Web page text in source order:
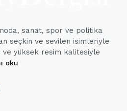
sanat, spor ve politika
seçkin ve sevilen isimleriyle
yüksek resim kalitesiyle
oku